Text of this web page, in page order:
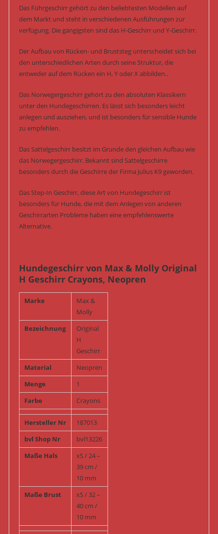
Das Führgeschirr gehört zu den beliebtesten Modellen auf
dem Markt und steht in verschiedenen Ausführungen zur
verfügung. Die gängigsten sind das H-Geschirr und Y-Geschirr.
Der Aufbau von Rücken- und Bruststeg unterscheidet sich bei
den unterschiedlichen Arten durch seine Struktur, die
entweder auf dem Rücken ein H, Y oder X abbilden..
Das Norwegergeschirr gehört zu den absoluten Klassikern
unter den Hundegeschirren. Es lässt sich besonders leicht
anlegen und ausziehen, und ist besonders für sensible Hunde
zu empfehlen.
Das Sattelgeschirr besitzt im Grunde den gleichen Aufbau wie
das Norwegergeschirr. Bekannt sind Sattelgeschirre
besonders durch die Geschirre der Firma Julius K9 geworden.
Das Step-In Geschirr, diese Art von Hundegeschirr ist
besonders für Hunde, die mit dem Anlegen von anderen
Geschirrarten Probleme haben eine empfehlenswerte
Alternative.
Hundegeschirr von Max & Molly Original
H Geschirr Crayons, Neopren
Marke
Max &
Molly
Bezeichnung
Original
H
Geschirr
Material
Neopren
Menge
1
Farbe
Crayons
Hersteller Nr
187013
bvl Shop Nr
bvl13226
Maße Hals
xS / 24 –
39 cm /
10 mm
Maße Brust
xS / 32 –
40 cm /
10 mm